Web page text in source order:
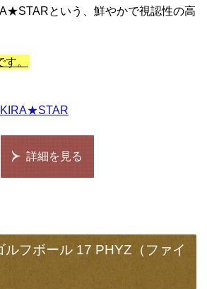
という、鮮やかで視認性の高
。
KIRA★STAR
詳細を見る
ルフボール 17 PHYZ（ファイ